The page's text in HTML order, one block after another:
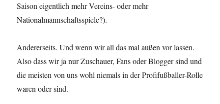
Saison eigentlich mehr Vereins- oder mehr
Nationalmannschaftsspiele?).
Andererseits. Und wenn wir all das mal außen vor lassen.
Also dass wir ja nur Zuschauer, Fans oder Blogger sind und
die meisten von uns wohl niemals in der Profifußballer-Rolle
waren oder sind.